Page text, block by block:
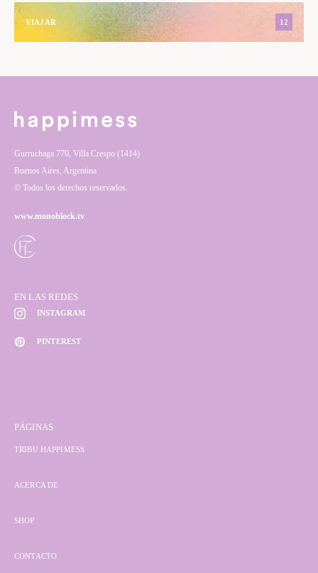
VIAJAR 12
Gurruchaga 770, Villa Crespo (1414)
Buenos Aires, Argentina
© Todos los derechos reservados.
www.monoblock.tv
EN LAS REDES
INSTAGRAM
PINTEREST
PÁGINAS
TRIBU HAPPIMESS
ACERCA DE
SHOP
CONTACTO